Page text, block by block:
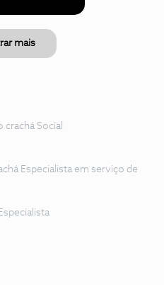
mais
crachá Social
Especialista em serviço de